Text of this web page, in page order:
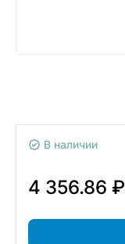
В наличии
4 356.86 ₽